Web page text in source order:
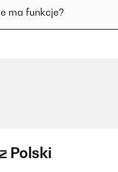
ma funkcje?
Polski